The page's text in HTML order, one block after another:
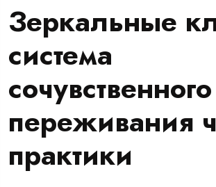
Зеркальные
система
сочувственного
переживания
практики